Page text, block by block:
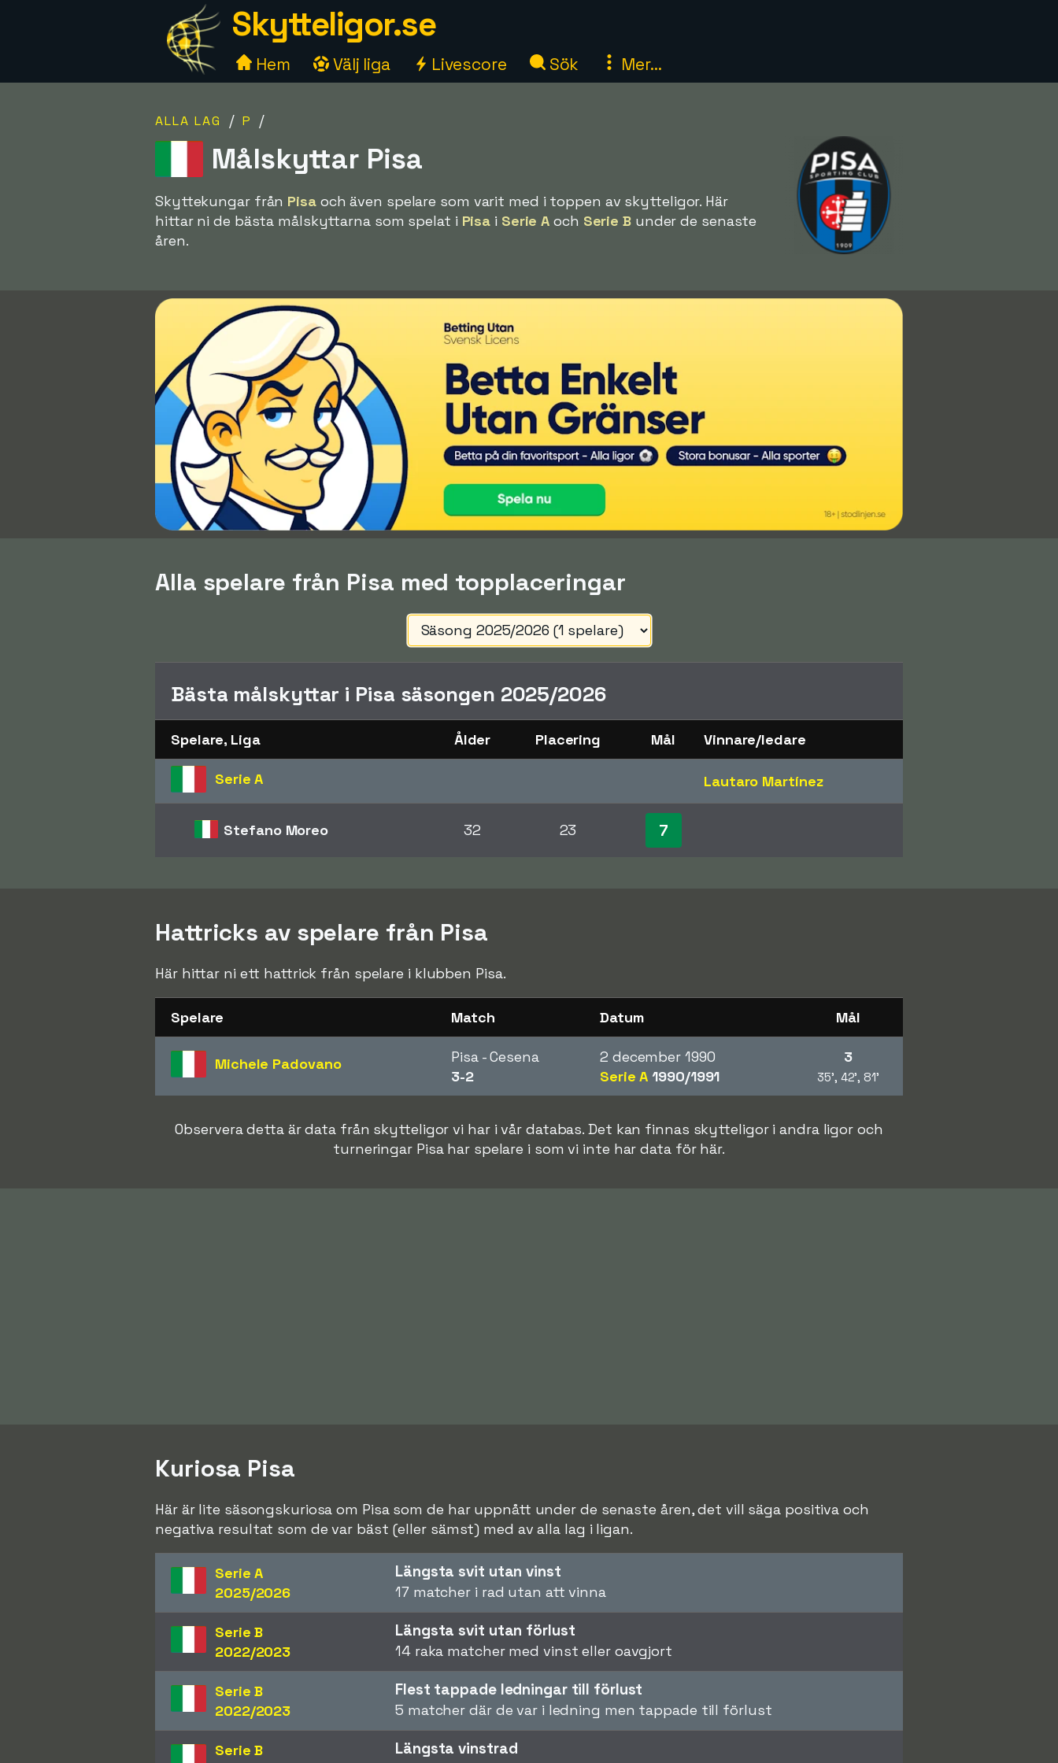
Skytteligor.se
Hem Välj liga Livescore Sök Mer...
ALLA LAG / P /
Målskyttar Pisa
Skyttekungar från Pisaoch även spelare som varit med i toppen av skytteligor. Här
hittar ni de bästa målskyttarna som spelat i Pisa i Serie A och Serie Bunder de senaste
åren.
Alla spelare från Pisa med topplaceringar
Bästa målskyttar i Pisa säsongen 2025/2026
Spelare, Liga Ålder Placering Mål Vinnare/ledare
Serie A Lautaro Martínez
Stefano Moreo 32 23 7
Hattricks av spelare från Pisa
Här hittar ni ett hattrick från spelare i klubben Pisa.
Spelare Match Datum Mål
Michele Padovano
Pisa - Cesena
3-2
2 december 1990
Serie A 1990/1991
3
35', 42', 81'
Observera detta är data från skytteligor vi har i vår databas. Det kan finnas skytteligor i andra ligor och
turneringar Pisa har spelare i som vi inte har data för här.
Kuriosa Pisa
Här är lite säsongskuriosa om Pisa som de har uppnått under de senaste åren, det vill säga positiva och
negativa resultat som de var bäst (eller sämst) med av alla lag i ligan.
Serie A
2025/2026
Längsta svit utan vinst
17 matcher i rad utan att vinna
Serie B
2022/2023
Längsta svit utan förlust
14 raka matcher med vinst eller oavgjort
Serie B
2022/2023
Flest tappade ledningar till förlust
5 matcher där de var i ledning men tappade till förlust
Serie B
Längsta vinstrad